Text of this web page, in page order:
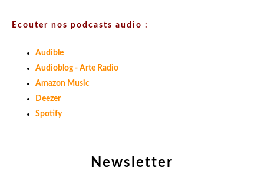
Newsletter
Ecouter nos podcasts audio :
Audible
Audioblog - Arte Radio
Amazon Music
Deezer
Spotify